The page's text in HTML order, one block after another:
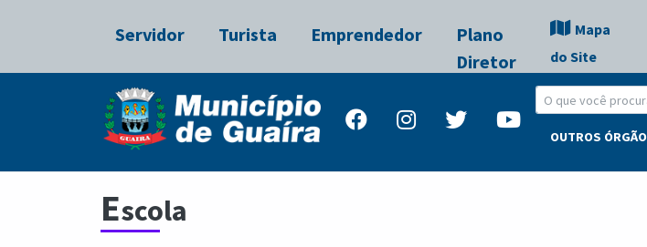
Servidor Turista Emprendedor
Plano
Diretor
Mapa
do Site
OUTROS
Escola